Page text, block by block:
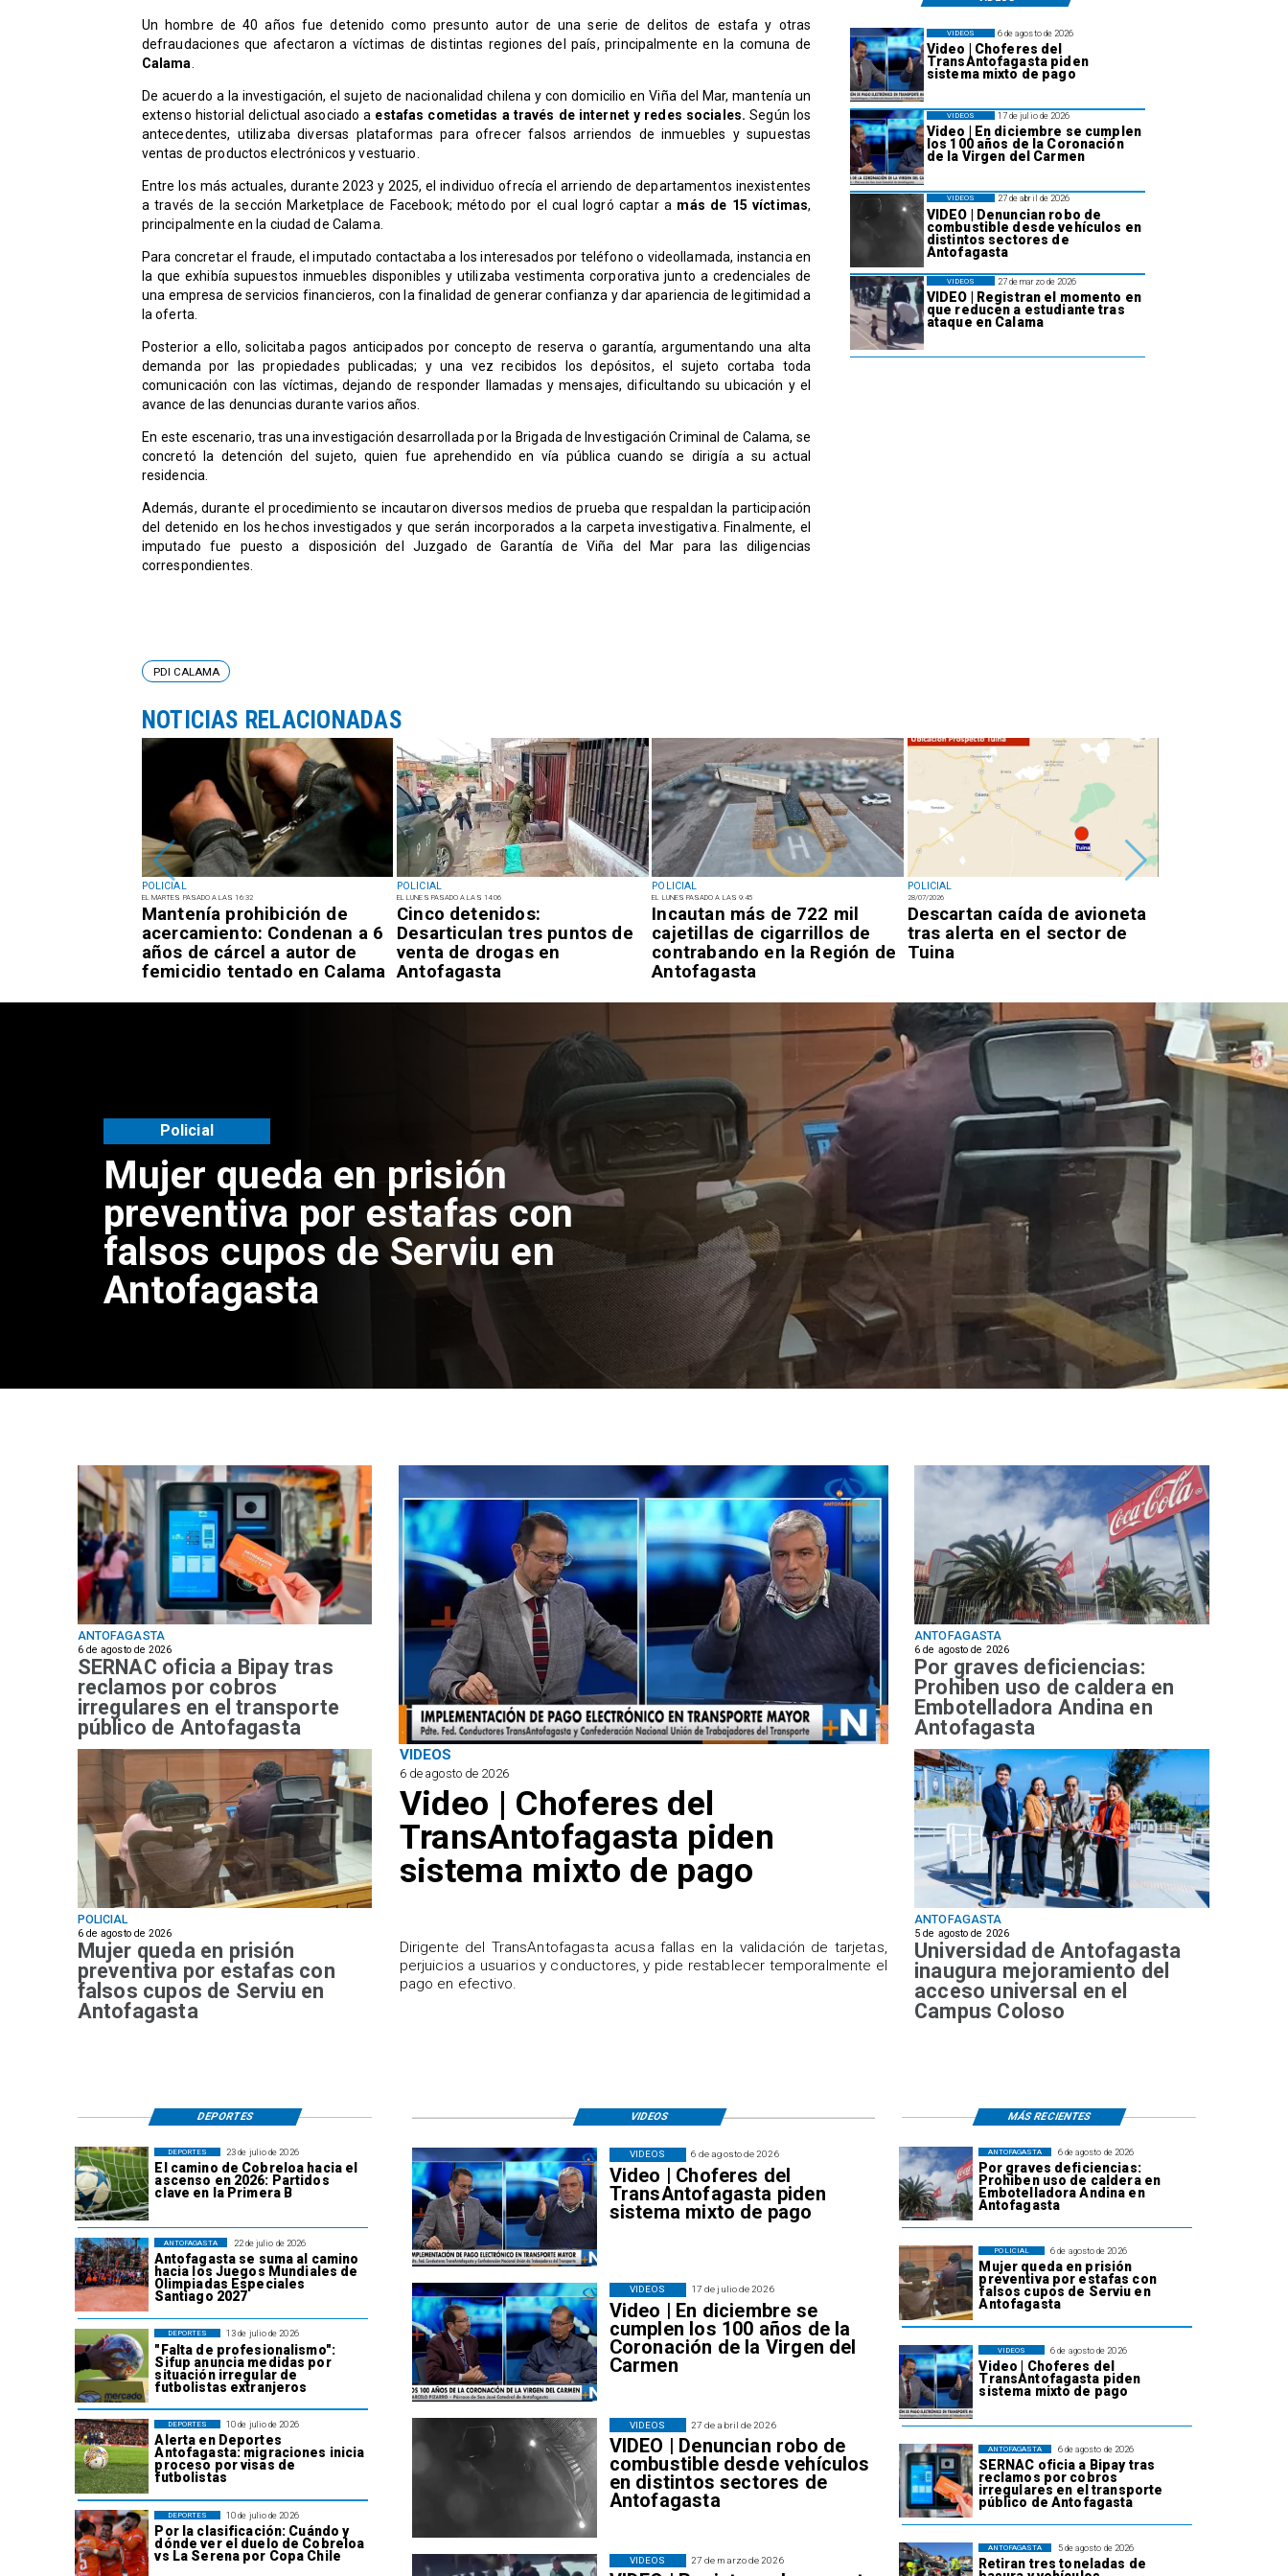
Un hombre de 40 años fue detenido como presunto autor de una serie de delitos de estafa y otras
defraudaciones que afectaron a víctimas de distintas regiones del país, principalmente en la comuna de
Calama.
De acuerdo a la investigación, el sujeto de nacionalidad chilena y con domicilio en Viña del Mar, mantenía un
extenso historial delictual asociado a estafas cometidas a través de internet y redes sociales.Según los
antecedentes, utilizaba diversas plataformas para ofrecer falsos arriendos de inmuebles y supuestas
ventas de productos electrónicos y vestuario.
Entre los más actuales, durante 2023 y 2025, el individuo ofrecía el arriendo de departamentos inexistentes
a través de la sección Marketplace de Facebook; método por el cual logró captar a más de 15 víctimas,
principalmente en la ciudad de Calama.
​Para concretar el fraude, el imputado contactaba a los interesados por teléfono o videollamada, instancia en
la que exhibía supuestos inmuebles disponibles y utilizaba vestimenta corporativa junto a credenciales de
una empresa de servicios financieros, con la finalidad de generar confianza y dar apariencia de legitimidad a
la oferta.
Posterior a ello, solicitaba pagos anticipados por concepto de reserva o garantía, argumentando una alta
demanda por las propiedades publicadas; y una vez recibidos los depósitos, el sujeto cortaba toda
comunicación con las víctimas, dejando de responder llamadas y mensajes, dificultando su ubicación y el
avance de las denuncias durante varios años.
En este escenario, tras una investigación desarrollada por la Brigada de Investigación Criminal de Calama, se
concretó la detención del sujeto, quien fue aprehendido en vía pública cuando se dirigía a su actual
residencia.
Además, durante el procedimiento se incautaron diversos medios de prueba que respaldan la participación
del detenido en los hechos investigados y que serán incorporados a la carpeta investigativa. Finalmente, el
imputado fue puesto a disposición del Juzgado de Garantía de Viña del Mar para las diligencias
correspondientes.
6 de agosto de 2026
Video | Choferes del
TransAntofagasta piden
sistema mixto de pago
VIDEOS
17 de julio de 2026
Video | En diciembre se cumplen
los 100 años de la Coronación
de la Virgen del Carmen
VIDEOS
27 de abril de 2026
VIDEO | Denuncian robo de
combustible desde vehículos en
distintos sectores de
Antofagasta
VIDEOS
27 de marzo de 2026
VIDEO | Registran el momento en
que reducen a estudiante tras
ataque en Calama
VIDEOS
POLICIAL
EL MARTES PASADO A LAS 16:32
Mantenía prohibición de
acercamiento: Condenan a 6
años de cárcel a autor de
femicidio tentado en Calama
POLICIAL
EL LUNES PASADO A LAS 14:06
Cinco detenidos:
Desarticulan tres puntos de
venta de drogas en
Antofagasta
POLICIAL
EL LUNES PASADO A LAS 9:45
Incautan más de 722 mil
cajetillas de cigarrillos de
contrabando en la Región de
Antofagasta
POLICIAL
28/07/2026
Descartan caída de avioneta
tras alerta en el sector de
Tuina
PDI CALAMA
NOTICIAS RELACIONADAS
Mujer queda en prisión
preventiva por estafas con
falsos cupos de Serviu en
Antofagasta
Policial
ANTOFAGASTA
6 de agosto de 2026
SERNAC oficia a Bipay tras
reclamos por cobros
irregulares en el transporte
público de Antofagasta
VIDEOS
6 de agosto de 2026
Video | Choferes del
TransAntofagasta piden
sistema mixto de pago
​Dirigente del TransAntofagasta acusa fallas en la validación de tarjetas,
perjuicios a usuarios y conductores, y pide restablecer temporalmente el
pago en efectivo.
POLICIAL
6 de agosto de 2026
Mujer queda en prisión
preventiva por estafas con
falsos cupos de Serviu en
Antofagasta
ANTOFAGASTA
6 de agosto de 2026
Por graves deficiencias:
Prohiben uso de caldera en
Embotelladora Andina en
Antofagasta
ANTOFAGASTA
5 de agosto de 2026
Universidad de Antofagasta
inaugura mejoramiento del
acceso universal en el
Campus Coloso
6 de agosto de 2026
Por graves deficiencias:
Prohiben uso de caldera en
Embotelladora Andina en
Antofagasta
ANTOFAGASTA
6 de agosto de 2026
Mujer queda en prisión
preventiva por estafas con
falsos cupos de Serviu en
Antofagasta
POLICIAL
6 de agosto de 2026
Video | Choferes del
TransAntofagasta piden
sistema mixto de pago
VIDEOS
6 de agosto de 2026
SERNAC oficia a Bipay tras
reclamos por cobros
irregulares en el transporte
público de Antofagasta
ANTOFAGASTA
5 de agosto de 2026
Retiran tres toneladas de
ANTOFAGASTA
23 de julio de 2026
El camino de Cobreloa hacia el
ascenso en 2026: Partidos
clave en la Primera B
DEPORTES
22 de julio de 2026
Antofagasta se suma al camino
hacia los Juegos Mundiales de
Olimpiadas Especiales
Santiago 2027
ANTOFAGASTA
13 de julio de 2026
"Falta de profesionalismo":
Sifup anuncia medidas por
situación irregular de
futbolistas extranjeros
DEPORTES
10 de julio de 2026
Alerta en Deportes
Antofagasta: migraciones inicia
proceso por visas de
futbolistas
DEPORTES
10 de julio de 2026
Por la clasificación: Cuándo y
dónde ver el duelo de Cobreloa
vs La Serena por Copa Chile
DEPORTES
6 de agosto de 2026
Video | Choferes del
TransAntofagasta piden
sistema mixto de pago
VIDEOS
17 de julio de 2026
Video | En diciembre se
cumplen los 100 años de la
Coronación de la Virgen del
Carmen
VIDEOS
27 de abril de 2026
VIDEO | Denuncian robo de
combustible desde vehículos
en distintos sectores de
Antofagasta
VIDEOS
27 de marzo de 2026
VIDEOS
VIDEOS
DEPORTES MÁS RECIENTES